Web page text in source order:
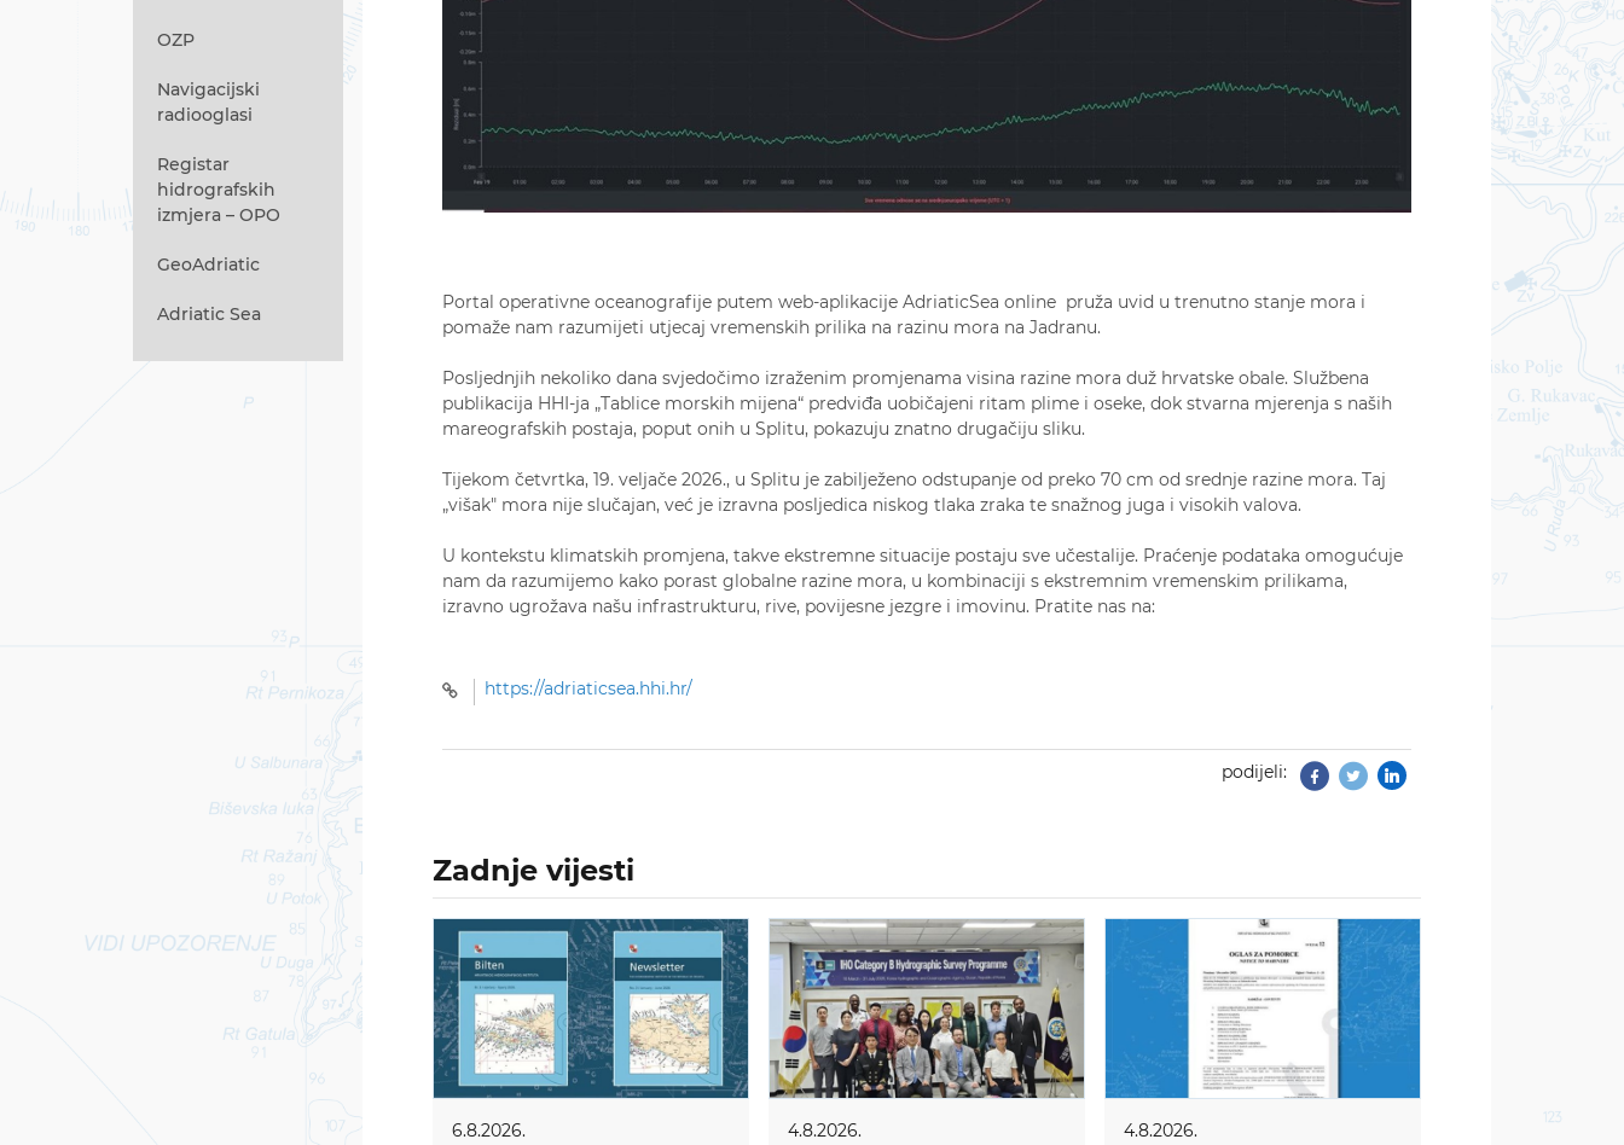
OZP
Navigacijski
radiooglasi
Registar
hidrografskih
izmjera – OPO
GeoAdriatic
Adriatic Sea
Portal operativne oceanografije putem web-aplikacije AdriaticSea online pruža uvid u trenutno stanje mora i
pomaže nam razumijeti utjecaj vremenskih prilika na razinu mora na Jadranu.
Posljednjih nekoliko dana svjedočimo izraženim promjenama visina razine mora duž hrvatske obale. Službena
publikacija HHI-ja „Tablice morskih mijena“ predviđa uobičajeni ritam plime i oseke, dok stvarna mjerenja s naših
mareografskih postaja, poput onih u Splitu, pokazuju znatno drugačiju sliku.
Tijekom četvrtka, 19. veljače 2026., u Splitu je zabilježeno odstupanje od preko 70 cm od srednje razine mora. Taj
„višak" mora nije slučajan, već je izravna posljedica niskog tlaka zraka te snažnog juga i visokih valova.
U kontekstu klimatskih promjena, takve ekstremne situacije postaju sve učestalije. Praćenje podataka omogućuje
nam da razumijemo kako porast globalne razine mora, u kombinaciji s ekstremnim vremenskim prilikama,
izravno ugrožava našu infrastrukturu, rive, povijesne jezgre i imovinu. Pratite nas na:
https://adriaticsea.hhi.hr/
podijeli: Facebook
Twitter
Zadnje vijesti
6.8.2026. 4.8.2026. 4.8.2026.